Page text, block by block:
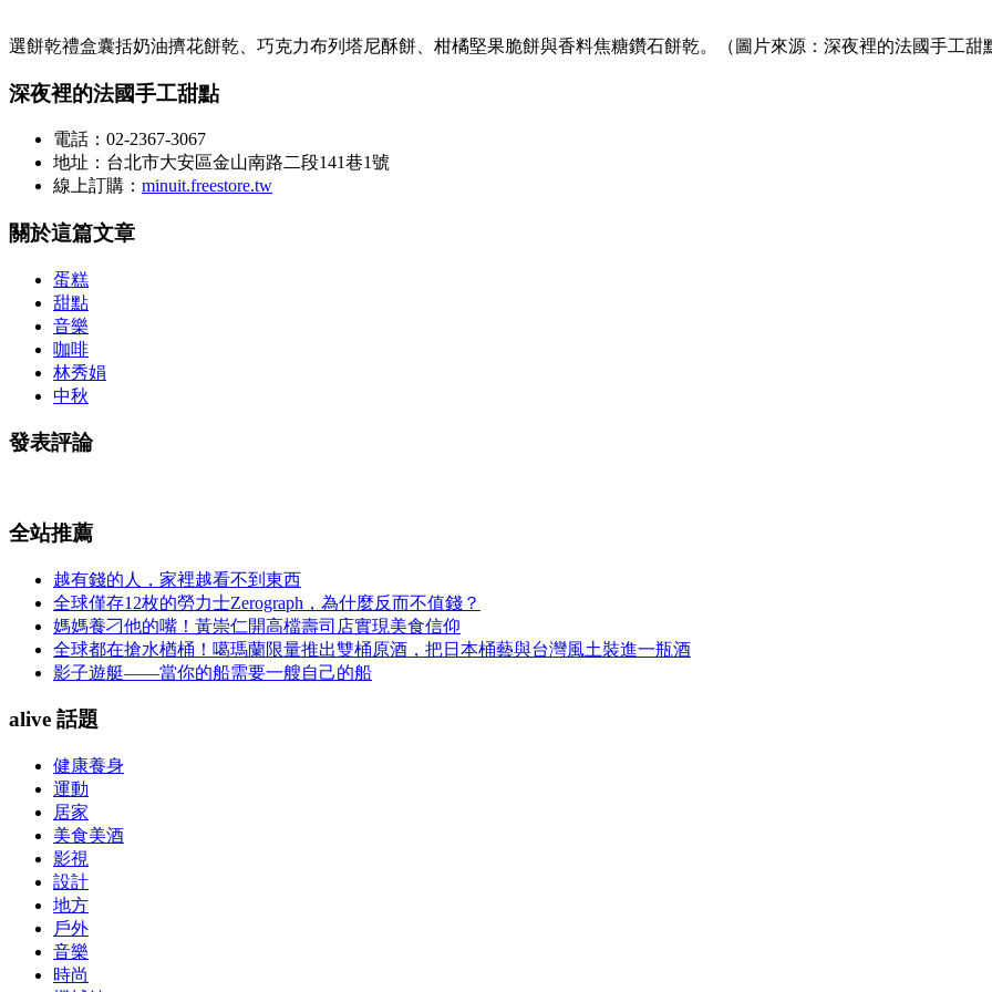
選餅乾禮盒囊括奶油擠花餅乾、巧克力布列塔尼酥餅、柑橘堅果脆餅與香料焦糖鑽石餅乾。（圖片來源：深夜裡的法國手工甜
深夜裡的法國手工甜點
電話：02-2367-3067
地址：台北市大安區金山南路二段141巷1號
線上訂購： minuit.freestore.tw
關於這篇文章
蛋糕
甜點
音樂
咖啡
林秀娟
中秋
發表評論
全站推薦
越有錢的人，家裡越看不到東西
全球僅存12枚的勞力士Zerograph，為什麼反而不值錢？
媽媽養刁他的嘴！黃崇仁開高檔壽司店實現美食信仰
全球都在搶水楢桶！噶瑪蘭限量推出雙桶原酒，把日本桶藝與台灣風土裝進一瓶酒
影子遊艇——當你的船需要一艘自己的船
alive 話題
健康養身
運動
居家
美食美酒
影視
設計
地方
戶外
音樂
時尚